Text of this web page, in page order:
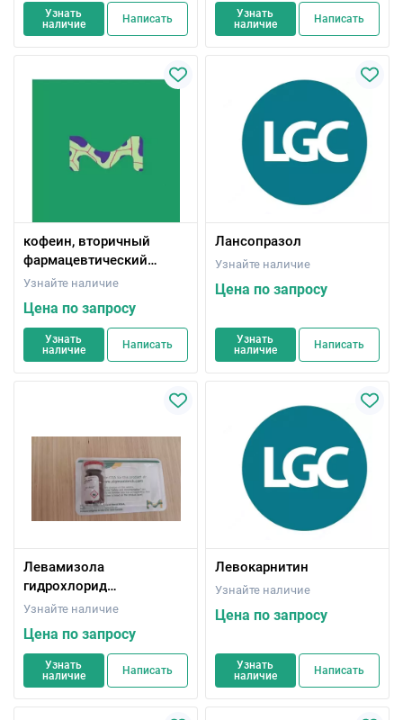
Узнать
наличие
Написать
Узнать
наличие
Написать
кофеин, вторичный
фармацевтический
стандарт;
справочный материал
Узнайте наличие
Цена по запросу
Узнать
наличие
Написать
Лансопразол
Узнайте наличие
Цена по запросу
Узнать
наличие
Написать
Левамизола
гидрохлорид
Фармацевтический
Сертифицированный
справочный материал
Узнайте наличие
Цена по запросу
Узнать
наличие
Написать
Левокарнитин
Узнайте наличие
Цена по запросу
Узнать
наличие
Написать